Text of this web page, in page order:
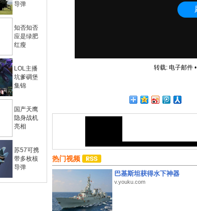
导弹
知否知否
应是绿肥
红瘦
LOL主播
坑爹碉堡
集锦
国产天鹰
隐身战机
亮相
苏57可携
带多枚核
导弹
转载: 电子邮件•
热门视频
巴基斯坦获得水下神器
v.youku.com